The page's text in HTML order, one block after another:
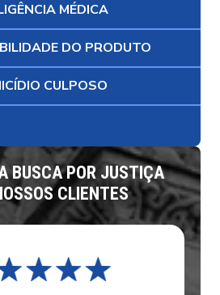
MÉDICA
DO PRODUTO
CULPOSO
BUSCA POR JUSTIÇA
CLIENTES